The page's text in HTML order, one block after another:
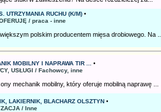
UTRZYMANIA RUCHU (K/M) •
/ praca - inne
polskim producentem mięsa drobiowego. Na ...
MOBILNY I NAPRAWA TIR ...
•
USŁUGI / Fachowcy, inne
mechanik mobilny, który oferuje mobilną naprawę ...
LAKIERNIK, BLACHARZ OLSZTYN •
/ Inne